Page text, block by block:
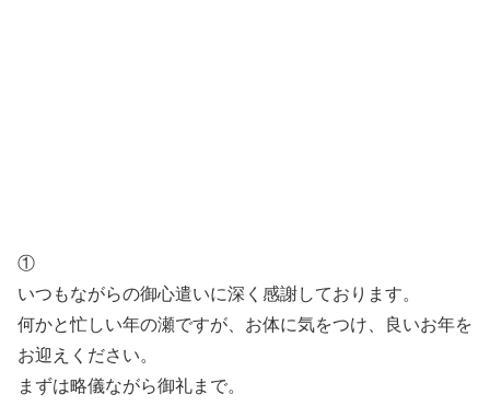
①
いつもながらの御心遣いに深く感謝しております。
何かと忙しい年の瀬ですが、お体に気をつけ、良いお年を
お迎えください。
まずは略儀ながら御礼まで。